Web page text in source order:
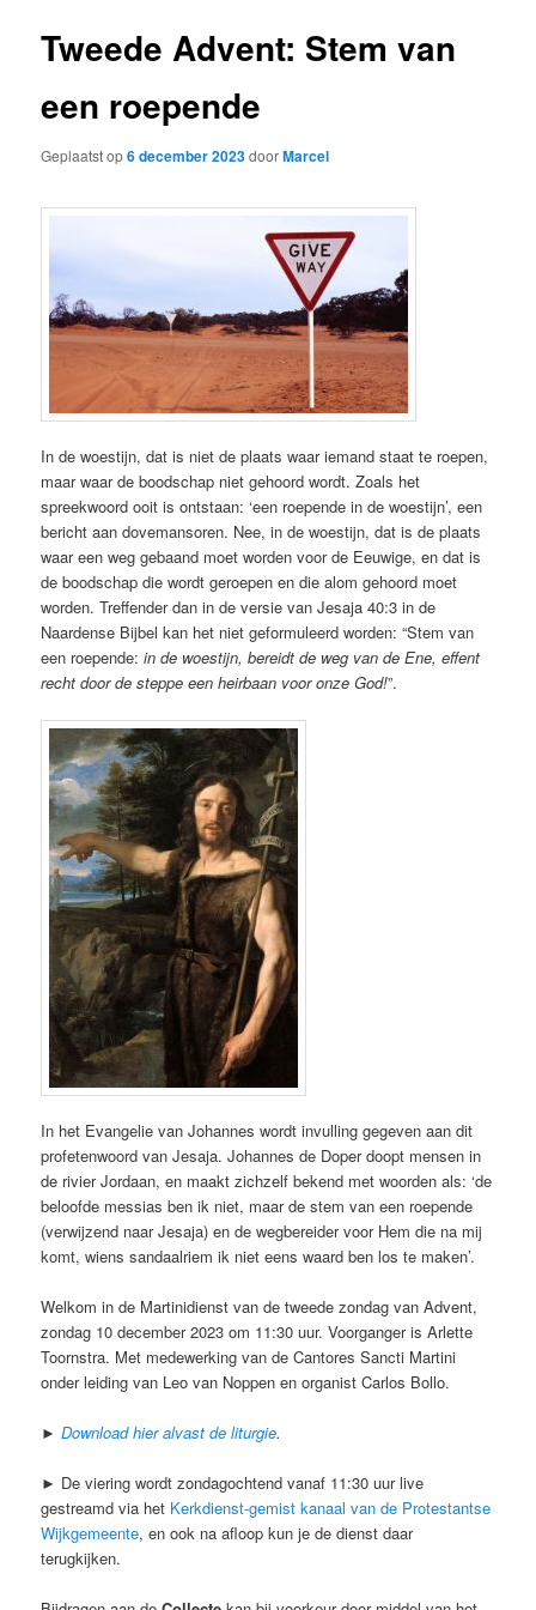
Tweede Advent: Stem van
een roepende
Geplaatst op6 december 2023doorMarcel
In de woestijn, dat is niet de plaats waar iemand staat te roepen,
maar waar de boodschap niet gehoord wordt. Zoals het
spreekwoord ooit is ontstaan: ‘een roepende in de woestijn’, een
bericht aan dovemansoren. Nee, in de woestijn, dat is de plaats
waar een weg gebaand moet worden voor de Eeuwige, en dat is
de boodschap die wordt geroepen en die alom gehoord moet
worden. Treffender dan in de versie van Jesaja 40:3 in de
Naardense Bijbel kan het niet geformuleerd worden: “Stem van
een roepende:in de woestijn, bereidt de weg van de Ene, effent
recht door de steppe een heirbaan voor onze God!”.
In het Evangelie van Johannes wordt invulling gegeven aan dit
profetenwoord van Jesaja. Johannes de Doper doopt mensen in
de rivier Jordaan, en maakt zichzelf bekend met woorden als: ‘de
beloofde messias ben ik niet, maar de stem van een roepende
(verwijzend naar Jesaja) en de wegbereider voor Hem die na mij
komt, wiens sandaalriem ik niet eens waard ben los te maken’.
Welkom in de Martinidienst van de tweede zondag van Advent,
zondag 10 december 2023 om 11:30 uur. Voorganger is Arlette
Toornstra. Met medewerking van de Cantores Sancti Martini
onder leiding van Leo van Noppen en organist Carlos Bollo.
►Download hier alvast de liturgie.
► De viering wordt zondagochtend vanaf 11:30 uur live
gestreamd via het Kerkdienst-gemist kanaal van de Protestantse
Wijkgemeente, en ook na afloop kun je de dienst daar
terugkijken.